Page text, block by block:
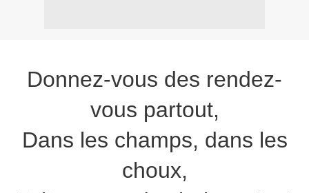
Donnez-vous des rendez-
vous partout,
Dans les champs, dans les
choux,